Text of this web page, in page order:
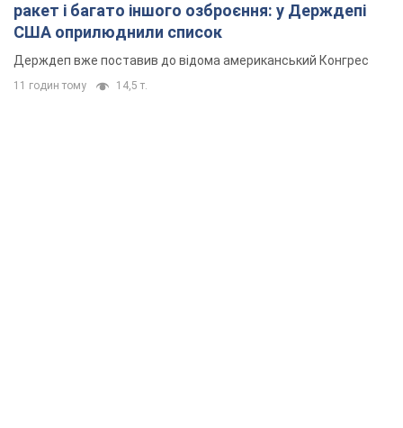
ракет і багато іншого озброєння: у Держдепі
США оприлюднили список
Держдеп вже поставив до відома американський Конгрес
11 годин тому 14,5 т.